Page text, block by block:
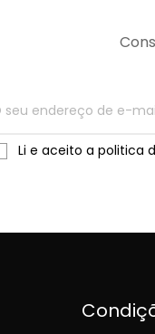
Li e aceito a politica